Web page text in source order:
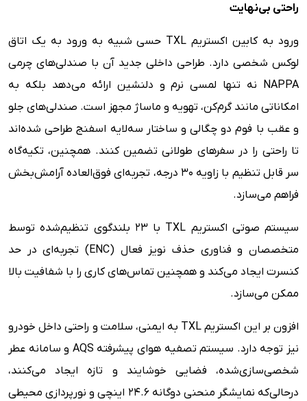
راحتی بی‌نهایت
ورود به کابین اکستریم TXL حسی شبیه به ورود به یک اتاق
لوکس شخصی دارد. طراحی داخلی جدید آن با صندلی‌های چرمی
NAPPA نه تنها لمسی نرم و دلنشین ارائه می‌دهد بلکه به
امکاناتی مانند گرم‌کن، تهویه و ماساژ مجهز است. صندلی‌های جلو
و عقب با فوم دو چگالی و ساختار سه‌لایه اسفنج طراحی شده‌اند
تا راحتی را در سفرهای طولانی تضمین کنند. همچنین، تکیه‌گاه
سر قابل تنظیم با زاویه ۳۰ درجه، تجربه‌ای فوق‌العاده آرامش‌بخش
فراهم می‌سازد.
سیستم صوتی اکستریم TXL با ۲۳ بلندگوی تنظیم‌شده توسط
متخصصان و فناوری حذف نویز فعال (ENC) تجربه‌ای در حد
کنسرت ایجاد می‌کند و همچنین تماس‌های کاری را با شفافیت بالا
ممکن می‌سازد.
افزون بر این اکستریم TXL به ایمنی، سلامت و راحتی داخل خودرو
نیز توجه دارد. سیستم تصفیه هوای پیشرفته AQS و سامانه عطر
شخصی‌سازی‌شده، فضایی خوشایند و تازه ایجاد می‌کنند،
درحالی‌که نمایشگر منحنی دوگانه ۲۴.۶ اینچی و نورپردازی محیطی